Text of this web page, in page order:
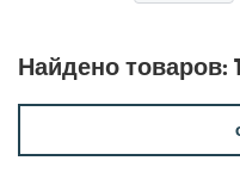
15нж65нж 15с18п
Найдено товаров: